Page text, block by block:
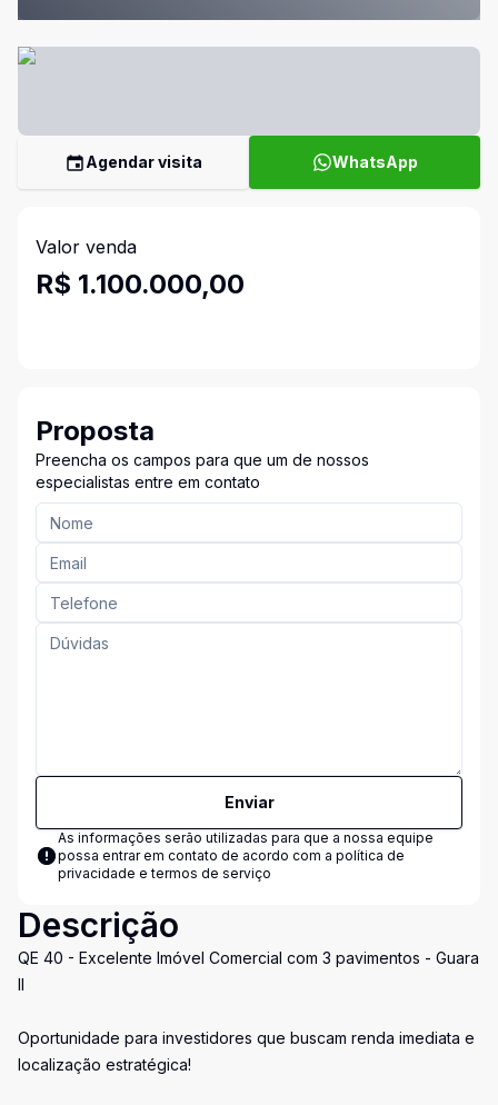
Agendar visita WhatsApp
Valor venda
R$ 1.100.000,00
Proposta
Preencha os campos para que um de nossos
especialistas entre em contato
Enviar
As informações serão utilizadas para que a nossa equipe
possa entrar em contato de acordo com a política de
privacidade e termos de serviço
Descrição
QE 40 - Excelente Imóvel Comercial com 3 pavimentos - Guara
II
Oportunidade para investidores que buscam renda imediata e
localização estratégica!